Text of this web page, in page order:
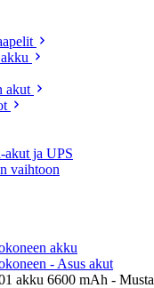
akut
akut ja UPS
vaihtoon
akku
- Asus akut
akku 6600 mAh - Musta